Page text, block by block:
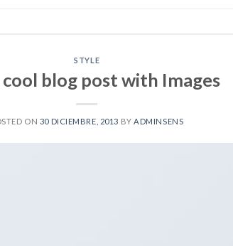
STYLE
cool blog post with Images
ON 30 DICIEMBRE, 2013 BY ADMINSENS